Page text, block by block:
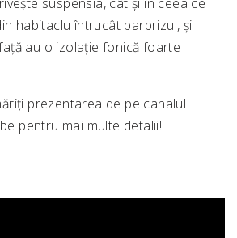
habitaclu întrucât parbrizul, și
au o izolație fonică foarte
prezentarea de pe canalul
pentru mai multe detalii!